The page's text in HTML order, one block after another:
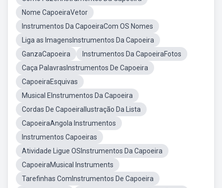
Nome CapoeiraVetor
Instrumentos Da CapoeiraCom OS Nomes
Liga as ImagensInstrumentos Da Capoeira
GanzaCapoeira
Instrumentos Da CapoeiraFotos
Caça PalavrasInstrumentos De Capoeira
CapoeiraEsquivas
Musical EInstrumentos Da Capoeira
Cordas De CapoeiraIlustração Da Lista
CapoeiraAngola Instrumentos
Instrumentos Capoeiras
Atividade Ligue OSInstrumentos Da Capoeira
CapoeiraMusical Instruments
Tarefinhas ComInstrumentos De Capoeira